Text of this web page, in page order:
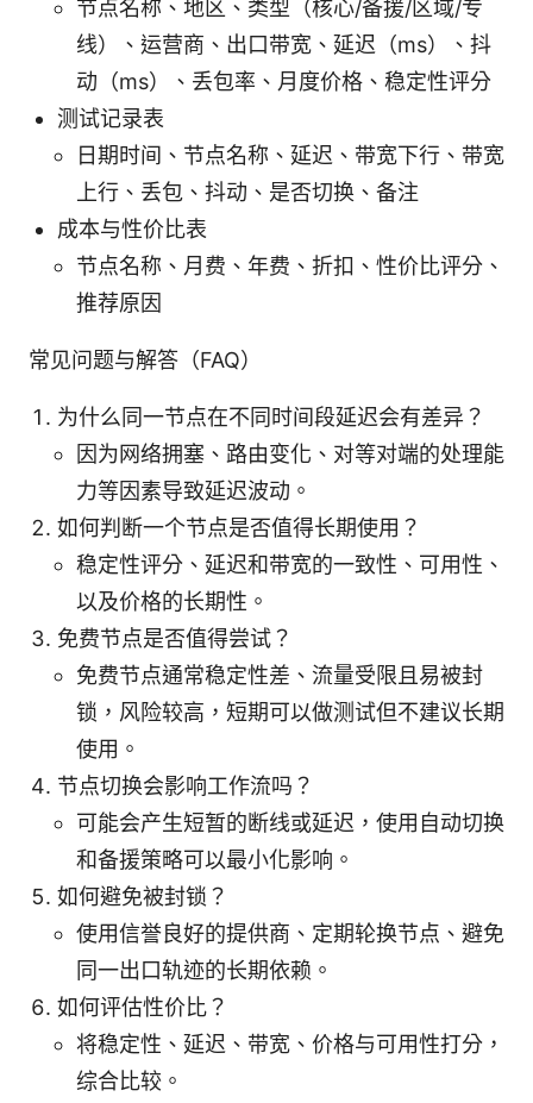
节点名称、地区、类型（核心/备援/区域/专
线）、运营商、出口带宽、延迟（ms）、抖
动（ms）、丢包率、月度价格、稳定性评分
测试记录表
日期时间、节点名称、延迟、带宽下行、带宽
上行、丢包、抖动、是否切换、备注
成本与性价比表
节点名称、月费、年费、折扣、性价比评分、
推荐原因
常见问题与解答（FAQ）
为什么同一节点在不同时间段延迟会有差异？
因为网络拥塞、路由变化、对等对端的处理能
力等因素导致延迟波动。
如何判断一个节点是否值得长期使用？
稳定性评分、延迟和带宽的一致性、可用性、
以及价格的长期性。
免费节点是否值得尝试？
免费节点通常稳定性差、流量受限且易被封
锁，风险较高，短期可以做测试但不建议长期
使用。
节点切换会影响工作流吗？
可能会产生短暂的断线或延迟，使用自动切换
和备援策略可以最小化影响。
如何避免被封锁？
使用信誉良好的提供商、定期轮换节点、避免
同一出口轨迹的长期依赖。
如何评估性价比？
将稳定性、延迟、带宽、价格与可用性打分，
综合比较。